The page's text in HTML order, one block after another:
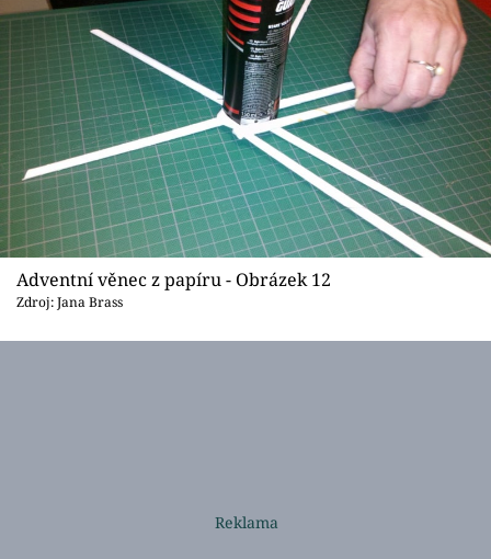
Adventní věnec z papíru - Obrázek 12
Zdroj: Jana Brass